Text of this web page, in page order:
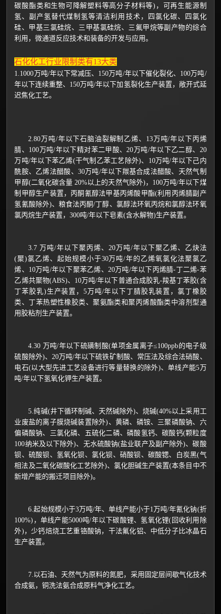
碳酸酯类和生物可降解塑料等高分子材料等)，可再生能源制
氢、副产氢替代煤制氢等清洁利用技术，四氯化碳、四氯化
硅、甲基三氯硅烷、三甲基氯硅烷、三氟甲烷等副产物的综合
利用，微通道反应技术和装备的开发与应用。
石化化工行业限制类有13大类
1.1000万吨/年以下常减压、150万吨/年以下催化裂化、100万吨/
年以下连续重整、150万吨/年以下加氢裂化生产装置，敞开式延
迟焦化工艺。
2.80万吨/年以下石脑油裂解制乙烯、13万吨/年以下丙烯
腈、100万吨/年以下精对苯二甲酸、20万吨/年以下乙二醇、20
万吨/年以下苯乙烯(干气制乙苯工艺除外)、10万吨/年以下己内
酰胺、乙烯法醋酸、30万吨/年以下羰基合成法醋酸、天然气制
甲醇(二氧化碳含量 20%以上的天然气除外)，100万吨/年以下煤
制甲醇生产装置，丙酮氰醇法甲基丙烯酸甲酯(利用丙烯腈副产
氢氰酸除外)、粮食法丙酮/丁醇、氯醇法环氧丙烷和氯醇法环氧
氯丙烷生产装置，300吨/年以下皂素(含水解物)生产装置。
3.7 万吨/年以下聚丙烯、20万吨/年以下聚乙烯、乙炔法
(聚)氯乙烯、起始规模小于30万吨/年的乙烯氧氯化法聚氯乙
烯、10万吨/年以下聚苯乙烯、20万吨/年以下丙烯腈-丁二烯-苯
乙烯共聚物(ABS)、10万吨/年以下普通合成胶乳-羧基丁苯胶(含
丁苯胶乳)生产装置，5万吨/年以下丁腈胶乳装置，氯丁橡胶
类、丁苯热塑性橡胶类、聚氨酯类和聚丙烯酸酯类中溶剂型通
用胶粘剂生产装置。
4.30 万吨/年以下硫磺制酸(单项金属离子≤100ppb的电子级
硫酸除外)、20万吨/年以下硫铁矿制酸、常压法及综合法硝酸、
电石(以大型先进工艺设备进行等量替换的除外)、单线产能5万
吨/年以下氢氧化钾生产装置。
5.纯碱(井下循环制碱、天然碱除外)、烧碱(40%以上采用工
业废盐的离子膜烧碱装置除外)、黄磷、磷铵、三聚磷酸钠、六
偏磷酸钠、三氯化磷、五硫化二磷、磷酸氢钙、碳酸钙(颗粒度
100纳米及以下除外)、无水硫酸钠(盐业联产及副产除外)、碳酸
钡、硫酸钡、氢氧化钡、氯化钡、硝酸钡、碳酸锶、白炭黑(气
相法及二氧化碳酸化工艺除外)、氯化胆碱生产装置(本条目中不
新增产能的搬迁项目除外)。
6.起始规模小于3万吨/年、单线产能小于1万吨/年氰化钠(折
100%)，单线产能5000吨/年以下碳酸锂、氢氧化锂(回收利用除
外)，少钙焙烧工艺重铬酸钠，干法氟化铝、中低分子比冰晶石
生产装置。
7.以石油、天然气为原料的氮肥，采用固定层间歇气化技术
合成氨，铜洗法氨合成原料气净化工艺。